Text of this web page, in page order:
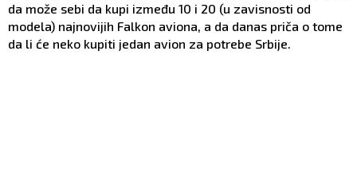
da može sebi da kupi između 10 i 20 (u zavisnosti od
modela) najnovijih Falkon aviona, a da danas priča o tome
da li će neko kupiti jedan avion za potrebe Srbije.